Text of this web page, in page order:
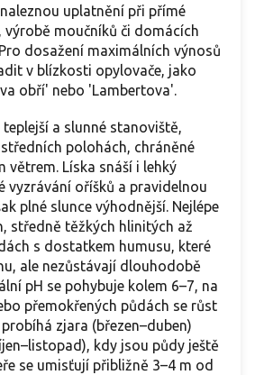
uplatnění při přímé
výrobě moučníků či domácích
dosažení maximálních výnosů
v blízkosti opylovače, jako
obří' nebo 'Lambertova'.
a slunné stanoviště,
polohách, chráněné
větrem. Líska snáší i lehký
vyzrávání oříšků a pravidelnou
plné slunce výhodnější. Nejlépe
středně těžkých hlinitých až
s dostatkem humusu, které
ale nezůstávají dlouhodobě
pH se pohybuje kolem 6–7, na
přemokřených půdách se růst
zjara (březen–duben)
kdy jsou půdy ještě
se umisťují přibližně 3–4 m od